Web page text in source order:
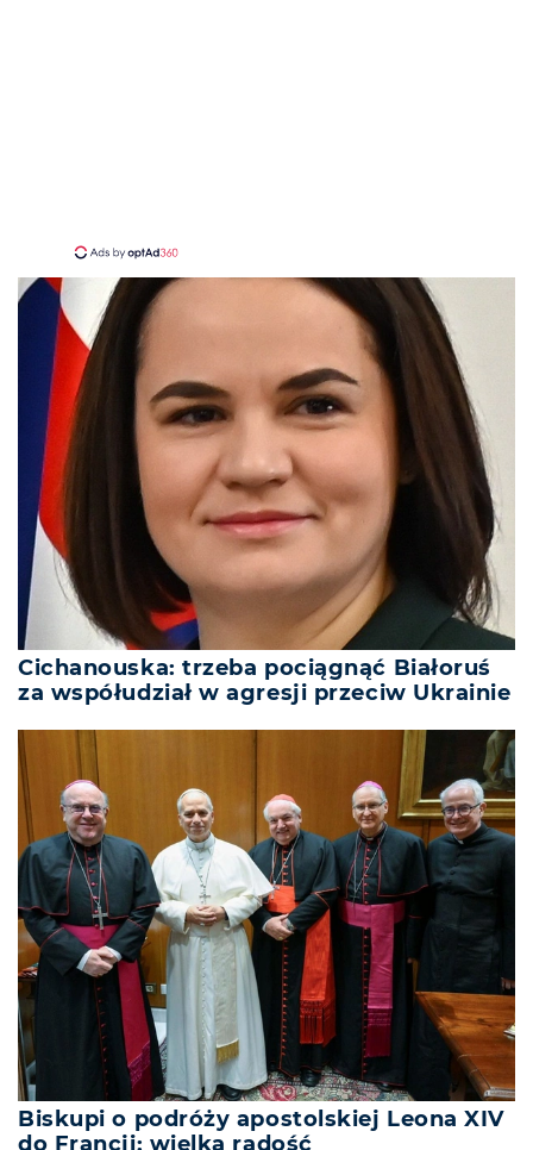
Cichanouska: trzeba pociągnąć Białoruś
za współudział w agresji przeciw Ukrainie
Biskupi o podróży apostolskiej Leona XIV
do Francji: wielka radość